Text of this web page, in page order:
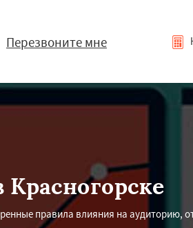
Перезвоните мне
Красногорске
правила влияния на аудиторию,